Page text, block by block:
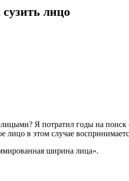
лицо
Я потратил годы на поиск
в этом случае
ширина лица».